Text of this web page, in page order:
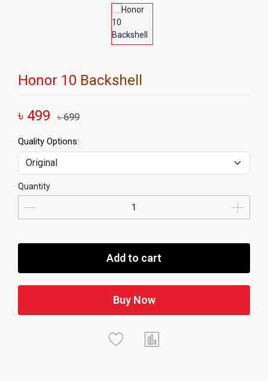
Honor 10 Backshell
৳ 499 ৳ 699
Quality Options:
Quantity
Add to cart
Buy Now